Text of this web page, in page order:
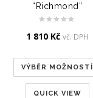
“Richmond”
1 810 Kč vč. DPH
VÝBĚR MOŽNOSTÍ
QUICK VIEW